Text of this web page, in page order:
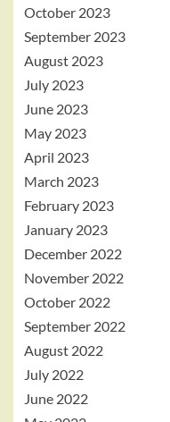
October 2023
September 2023
August 2023
July 2023
June 2023
May 2023
April 2023
March 2023
February 2023
January 2023
December 2022
November 2022
October 2022
September 2022
August 2022
July 2022
June 2022